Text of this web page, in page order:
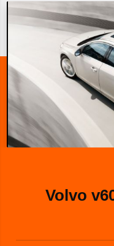
Volvo